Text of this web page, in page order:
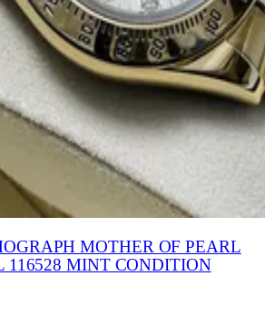
MOTHER OF PEARL
MINT CONDITION